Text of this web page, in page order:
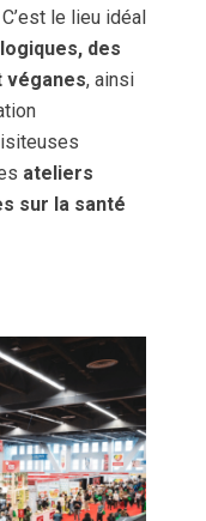
le lieu idéal
des
véganes, ainsi
ateliers
sur la santé